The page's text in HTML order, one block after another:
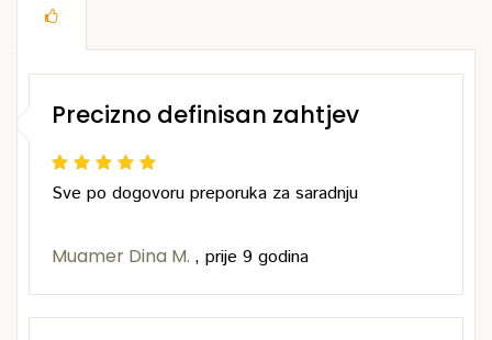
Precizno definisan zahtjev
Sve po dogovoru preporuka za saradnju
Muamer Dina M. , prije 9 godina